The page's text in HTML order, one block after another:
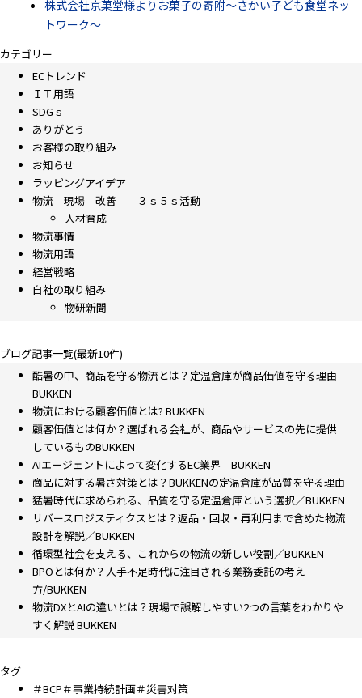
株式会社京菓堂様よりお菓子の寄附～さかい子ども食堂ネッ
トワーク～
カテゴリー
ECトレンド
ＩＴ用語
SDGｓ
ありがとう
お客様の取り組み
お知らせ
ラッピングアイデア
物流 現場 改善 ３ｓ５ｓ活動
人材育成
物流事情
物流用語
経営戦略
自社の取り組み
物研新聞
ブログ記事一覧(最新10件)
酷暑の中、商品を守る物流とは？定温倉庫が商品価値を守る理由
BUKKEN
物流における顧客価値とは? BUKKEN
顧客価値とは何か？選ばれる会社が、商品やサービスの先に提供
しているものBUKKEN
AIエージェントによって変化するEC業界 BUKKEN
商品に対する暑さ対策とは？BUKKENの定温倉庫が品質を守る理由
猛暑時代に求められる、品質を守る定温倉庫という選択／BUKKEN
リバースロジスティクスとは？返品・回収・再利用まで含めた物流
設計を解説／BUKKEN
循環型社会を支える、これからの物流の新しい役割／BUKKEN
BPOとは何か？人手不足時代に注目される業務委託の考え
方/BUKKEN
物流DXとAIの違いとは？現場で誤解しやすい2つの言葉をわかりや
すく解説 BUKKEN
タグ
＃BCP＃事業持続計画＃災害対策